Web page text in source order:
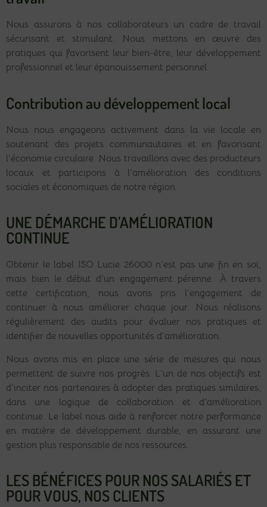
Nous assurons à nos collaborateurs un cadre de travail
sécurisant et stimulant. Nous mettons en œuvre des
pratiques qui favorisent leur bien-être, leur développement
professionnel et leur épanouissement personnel.
Contribution au développement local
Nous nous engageons activement dans la vie locale en
soutenant des projets communautaires et en favorisant
l’économie circulaire. Nous travaillons avec des producteurs
locaux et participons à l’amélioration des conditions
sociales et économiques de notre région.
UNE DÉMARCHE D’AMÉLIORATION
CONTINUE
Obtenir le label ISO Lucie 26000 n’est pas une fin en soi,
mais bien le début d’un engagement pérenne. À travers
cette certification, nous avons pris l’engagement de
continuer à nous améliorer chaque jour. Nous réalisons
régulièrement des audits pour évaluer nos pratiques et
identifier de nouvelles opportunités d’amélioration.
Nous avons mis en place une série de mesures qui nous
permettent de suivre nos progrès. L’un de nos objectifs est
d’inciter nos partenaires à adopter des pratiques similaires,
dans une logique de collaboration et d’amélioration
continue. Le label nous aide à renforcer notre performance
en matière de développement durable, en assurant une
gestion plus responsable de nos ressources.
LES BÉNÉFICES POUR NOS SALARIÉS ET
POUR VOUS, NOS CLIENTS